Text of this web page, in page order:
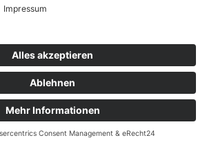
unseres Unternehmens ausschließlich
erfolgreich ist, werden die von Ihnen
auf Grundlage von § 26 BDSG und Art. 6
zum Zwecke der Durchführung des
in unseren
gespeichert.